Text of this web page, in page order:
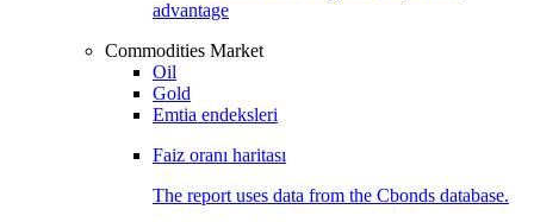
advantage
Commodities Market
Oil
Gold
Emtia endeksleri
Faiz oranı haritası
The report uses data from the Cbonds database.